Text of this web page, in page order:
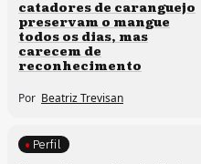
catadores de caranguejo
preservam o mangue
todos os dias, mas
carecem de
reconhecimento
Por Beatriz Trevisan
Perfil